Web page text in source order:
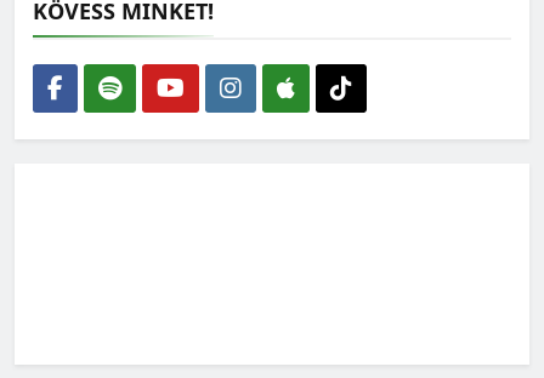
Amikor az ökológus rajzolni kezd – interjú Gallé-Szpisjak
Nikolettel
2026-06-01
KÖVESS MINKET!